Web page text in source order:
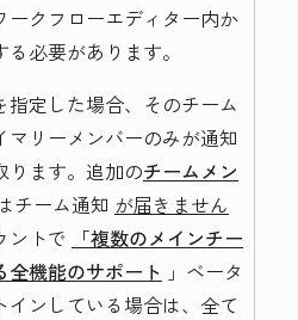
ークフローエディター内か
る必要があります。
指定した場合、そのチーム
マリーメンバーのみが通知
ります。追加のチームメン
チーム通知 が届きません
ントで
「複数のメインチー
全機能のサポート 」ベータ
インしている場合は、全て